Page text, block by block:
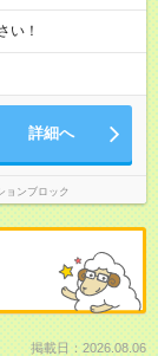
い！
詳細へ
ョンブロック
掲載日：2026.08.06